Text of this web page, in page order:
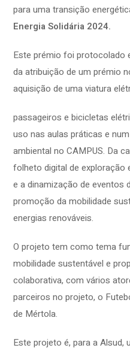
para uma transição
Energia Solidária 2024.
Este prémio foi protocolado
da atribuição de um prémio
aquisição de uma viatura
passageiros e bicicletas
uso nas aulas práticas e
ambiental no CAMPUS. Da
folheto digital de
e a dinamização de eventos
promoção da mobilidade
energias renováveis.
O projeto tem como tema
mobilidade sustentável e
colaborativa, com vários
parceiros no projeto, o
de Mértola.
Este projeto é, para a